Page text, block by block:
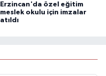
Erzincan'da özel eğitim
meslek okulu için imzalar
atıldı